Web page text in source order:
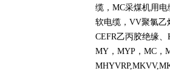
缆， MC采煤机用电
软电缆， VV聚氯乙
CEFR乙丙胶绝缘、
MY ， MYP ， MC ，